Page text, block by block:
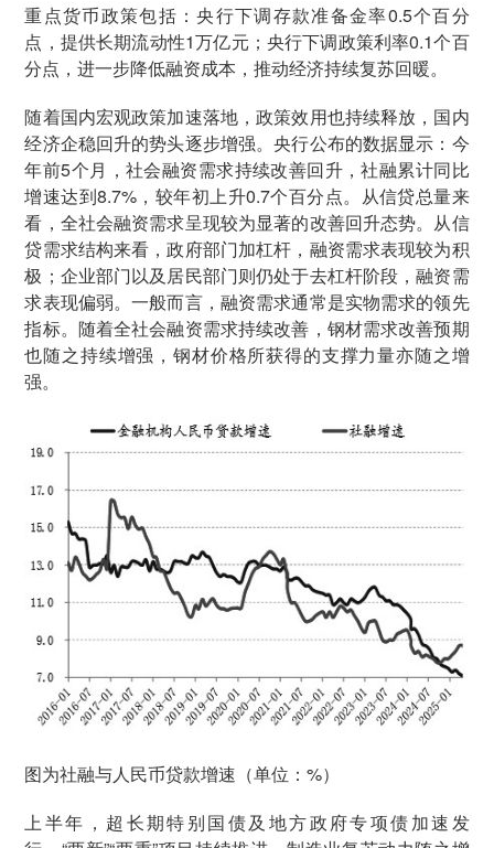
重点货币政策包括：央行下调存款准备金率0.5个百分
点，提供长期流动性1万亿元；央行下调政策利率0.1个百
分点，进一步降低融资成本，推动经济持续复苏回暖。
随着国内宏观政策加速落地，政策效用也持续释放，国内
经济企稳回升的势头逐步增强。央行公布的数据显示：今
年前5个月，社会融资需求持续改善回升，社融累计同比
增速达到8.7%，较年初上升0.7个百分点。从信贷总量来
看，全社会融资需求呈现较为显著的改善回升态势。从信
贷需求结构来看，政府部门加杠杆，融资需求表现较为积
极；企业部门以及居民部门则仍处于去杠杆阶段，融资需
求表现偏弱。一般而言，融资需求通常是实物需求的领先
指标。随着全社会融资需求持续改善，钢材需求改善预期
也随之持续增强，钢材价格所获得的支撑力量亦随之增
强。
图为社融与人民币贷款增速（单位：%）
上半年，超长期特别国债及地方政府专项债加速发